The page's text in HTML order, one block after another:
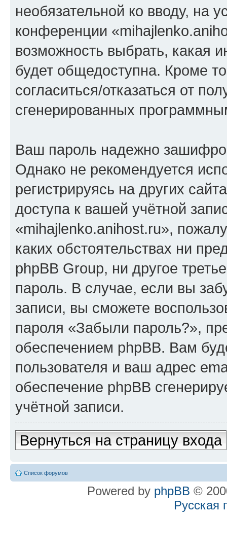
необязательной ко вводу, на
конференции
возможность выбрать, какая
будет общедоступна. Кроме
согласиться/отказаться от
сгенерированных
Ваш пароль надежно
Однако не рекомендуется
регистрируясь на других
доступа к вашей учётной
«mihajlenko.anihost.ru»,
каких обстоятельствах ни
phpBB Group, ни другое
пароль. В случае, если вы
записи, вы сможете
пароля «Забыли пароль?»,
обеспечением phpBB. Вам
пользователя и ваш адрес
обеспечение phpBB
учётной записи.
Вернуться на страницу входа
Список форумов
Powered by phpBB ©
Русская